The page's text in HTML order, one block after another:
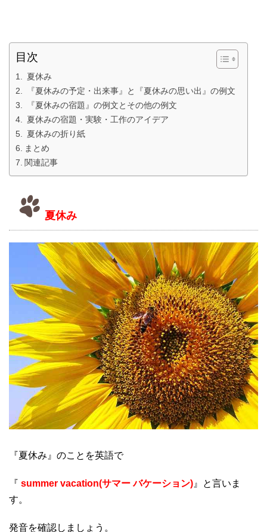
目次
夏休み
『夏休みの予定・出来事』と『夏休みの思い出』の例文
『夏休みの宿題』の例文とその他の例文
夏休みの宿題・実験・工作のアイデア
夏休みの折り紙
まとめ
関連記事
夏休み
『夏休み』のことを英語で
『 summer vacation(サマー バケーション)』と言いま
す。
発音を確認しましょう。